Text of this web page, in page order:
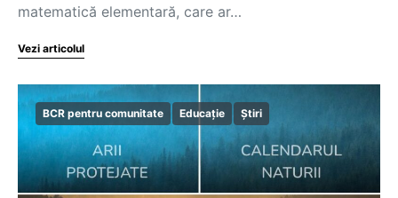
matematică elementară, care ar…
Vezi articolul
BCR pentru comunitate Educație Știri